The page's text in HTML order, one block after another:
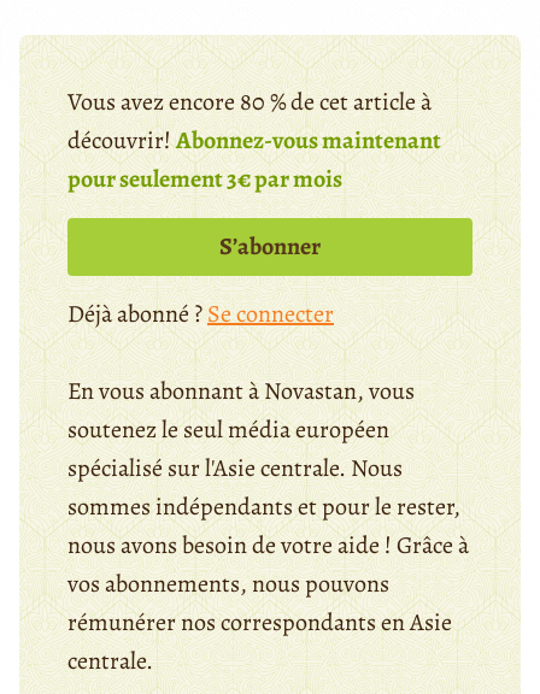
Vous avez encore 80 % de cet article à
découvrir!Abonnez-vous maintenant
pour seulement 3€ par mois
S’abonner
Déjà abonné ?Se connecter
En vous abonnant à Novastan, vous
soutenez le seul média européen
spécialisé sur l'Asie centrale. Nous
sommes indépendants et pour le rester,
nous avons besoin de votre aide ! Grâce à
vos abonnements, nous pouvons
rémunérer nos correspondants en Asie
centrale.